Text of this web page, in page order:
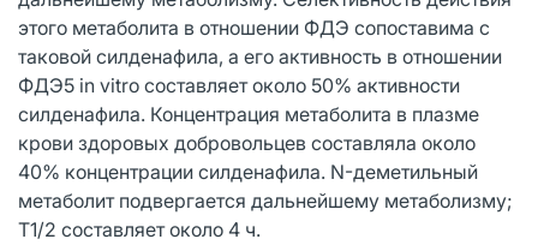
этого метаболита в отношении ФДЭ сопоставима с
таковой силденафила, а его активность в отношении
ФДЭ5 in vitro составляет около 50% активности
силденафила. Концентрация метаболита в плазме
крови здоровых добровольцев составляла около
40% концентрации силденафила. N-деметильный
метаболит подвергается дальнейшему метаболизму;
T1/2 составляет около 4 ч.